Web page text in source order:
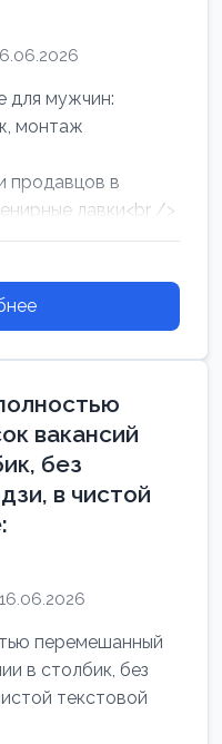
для мужчин:
монтаж
продавцов в
лавки<br />
вакансий
без
в чистой
перемешанный
в столбик, без
текстовой